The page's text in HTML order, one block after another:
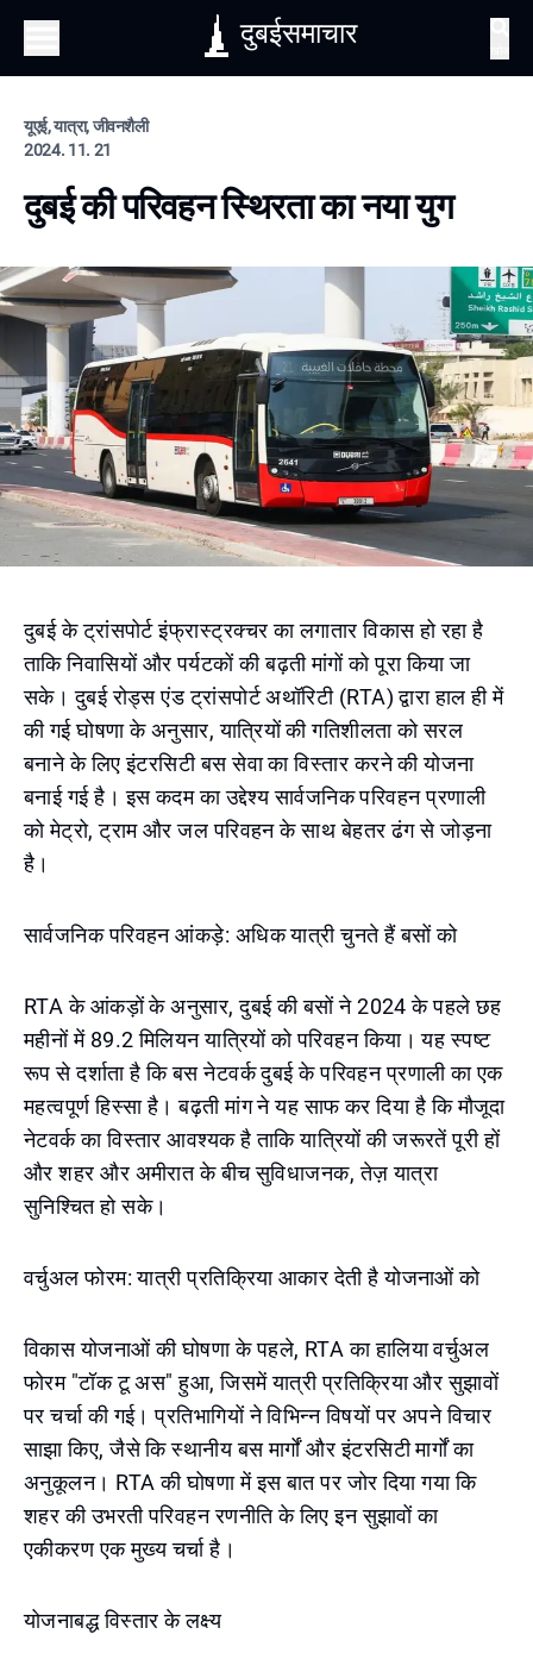
दुबईसमाचार
यूएई, यात्रा, जीवनशैली
2024. 11. 21
दुबई की परिवहन स्थिरता का नया युग
दुबई के ट्रांसपोर्ट इंफ्रास्ट्रक्चर का लगातार विकास हो रहा है
ताकि निवासियों और पर्यटकों की बढ़ती मांगों को पूरा किया जा
सके। दुबई रोड्स एंड ट्रांसपोर्ट अथॉरिटी (RTA) द्वारा हाल ही में
की गई घोषणा के अनुसार, यात्रियों की गतिशीलता को सरल
बनाने के लिए इंटरसिटी बस सेवा का विस्तार करने की योजना
बनाई गई है। इस कदम का उद्देश्य सार्वजनिक परिवहन प्रणाली
को मेट्रो, ट्राम और जल परिवहन के साथ बेहतर ढंग से जोड़ना
है।
सार्वजनिक परिवहन आंकड़े: अधिक यात्री चुनते हैं बसों को
RTA के आंकड़ों के अनुसार, दुबई की बसों ने 2024 के पहले छह
महीनों में 89.2 मिलियन यात्रियों को परिवहन किया। यह स्पष्ट
रूप से दर्शाता है कि बस नेटवर्क दुबई के परिवहन प्रणाली का एक
महत्वपूर्ण हिस्सा है। बढ़ती मांग ने यह साफ कर दिया है कि मौजूदा
नेटवर्क का विस्तार आवश्यक है ताकि यात्रियों की जरूरतें पूरी हों
और शहर और अमीरात के बीच सुविधाजनक, तेज़ यात्रा
सुनिश्चित हो सके।
वर्चुअल फोरम: यात्री प्रतिक्रिया आकार देती है योजनाओं को
विकास योजनाओं की घोषणा के पहले, RTA का हालिया वर्चुअल
फोरम "टॉक टू अस" हुआ, जिसमें यात्री प्रतिक्रिया और सुझावों
पर चर्चा की गई। प्रतिभागियों ने विभिन्न विषयों पर अपने विचार
साझा किए, जैसे कि स्थानीय बस मार्गों और इंटरसिटी मार्गों का
अनुकूलन। RTA की घोषणा में इस बात पर जोर दिया गया कि
शहर की उभरती परिवहन रणनीति के लिए इन सुझावों का
एकीकरण एक मुख्य चर्चा है।
योजनाबद्ध विस्तार के लक्ष्य